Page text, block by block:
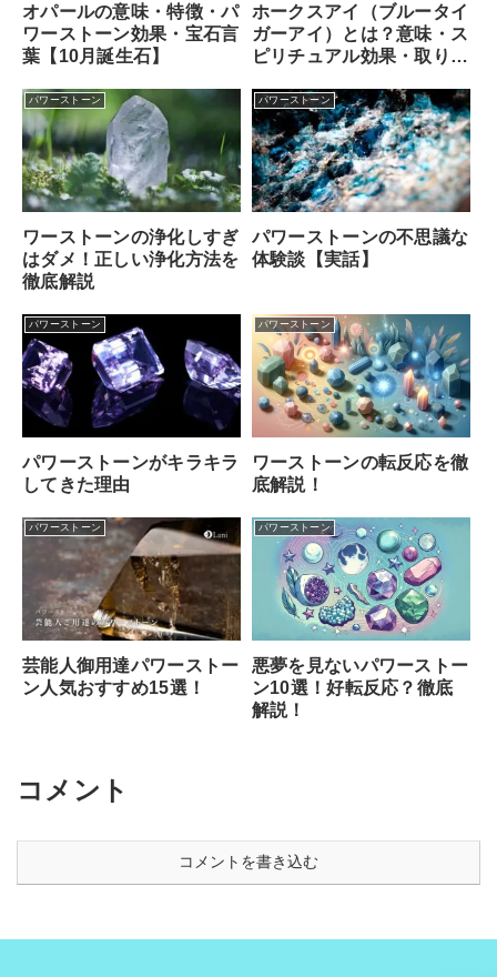
オパールの意味・特徴・パ
ワーストーン効果・宝石言
葉【10月誕生石】
ホークスアイ（ブルータイ
ガーアイ）とは？意味・ス
ピリチュアル効果・取り扱
パワーストーン
ワーストーンの浄化しすぎ
はダメ！正しい浄化方法を
徹底解説
パワーストーン
パワーストーンの不思議な
体験談【実話】
パワーストーン
パワーストーンがキラキラ
してきた理由
パワーストーン
ワーストーンの転反応を徹
底解説！
パワーストーン
芸能人御用達パワーストー
ン人気おすすめ15選！
パワーストーン
悪夢を見ないパワーストー
ン10選！好転反応？徹底
解説！
コメント
コメントを書き込む